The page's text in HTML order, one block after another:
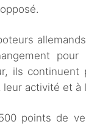
ils continuent
activité et à
points de